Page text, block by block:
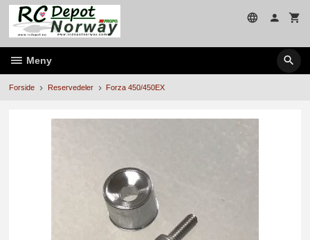
Gå
innholdet
Meny
Forside Reservedeler Forza 450/450EX